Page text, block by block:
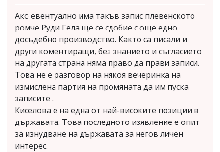
Ако евентуално има такъв запис плевенското
ромче Руди Гела ще се сдобие с още едно
досъдебно производство. Както са писали и
други коментиращи, без знанието и съгласието
на другата страна няма право да прави записи.
Това не е разговор на някоя вечеринка на
измислена партия на промяната да им пуска
записите .
Киселова е на една от най-високите позиции в
държавата. Това последното изявление е опит
за изнудване на държавата за негов личен
интерес.